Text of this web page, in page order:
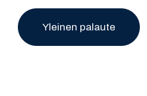
Yleinen palaute